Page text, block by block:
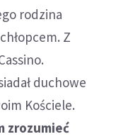
rodzina
Z
duchowe
Kościele.
zrozumieć